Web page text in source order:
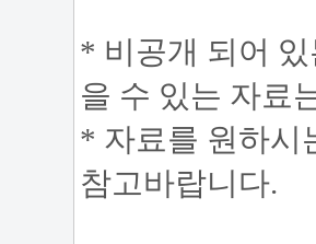
* 비공개 되어
을 수 있는 자료
* 자료를 원하시
참고바랍니다.